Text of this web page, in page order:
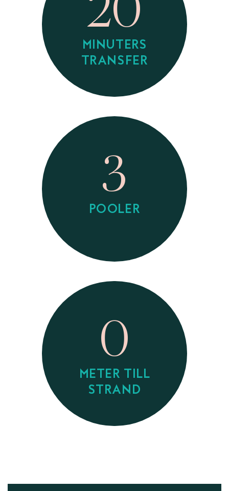
20
MINUTERS
TRANSFER
3
POOLER
0
METER TILL
STRAND